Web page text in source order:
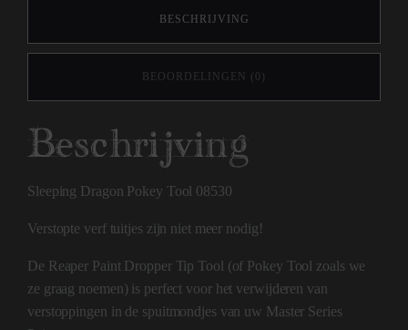
BESCHRIJVING
BEOORDELINGEN (0)
Beschrijving
Sleeping Dragon Pokey Tool 08530
Verstopte verf tuitjes zijn niet meer nodig!
De Reaper Paint Dropper Tip Tool (of Pokey Tool zoals we
ze graag noemen) is perfect voor het verwijderen van
verstoppingen in de spuitmondjes van uw Master Series